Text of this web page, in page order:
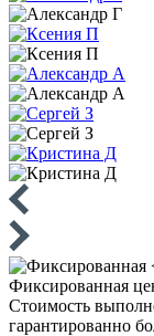
Фиксированная
Стоимость
гарантированно